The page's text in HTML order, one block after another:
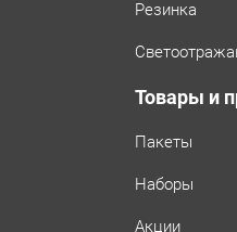
Резинка
Товары и
Пакеты
Наборы
Акции